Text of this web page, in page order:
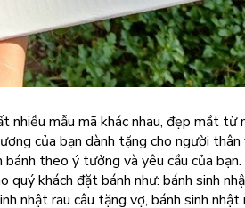
nhiều mẫu mã khác nhau, đẹp mắt từ
của bạn dành tặng cho người thân
theo ý tưởng và yêu cầu của bạn.
quý khách đặt bánh như: bánh sinh
nhật rau câu tặng vợ, bánh sinh nhật